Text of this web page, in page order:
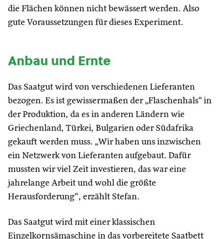
die Flächen können nicht bewässert werden. Also
gute Voraussetzungen für dieses Experiment.
Anbau und Ernte
Das Saatgut wird von verschiedenen Lieferanten
bezogen. Es ist gewissermaßen der „Flaschenhals“ in
der Produktion, da es in anderen Ländern wie
Griechenland, Türkei, Bulgarien oder Südafrika
gekauft werden muss. „Wir haben uns inzwischen
ein Netzwerk von Lieferanten aufgebaut. Dafür
mussten wir viel Zeit investieren, das war eine
jahrelange Arbeit und wohl die größte
Herausforderung“, erzählt Stefan.
Das Saatgut wird mit einer klassischen
Einzelkornsämaschine in das vorbereitete Saatbett